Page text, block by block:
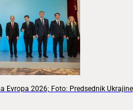
Evropa 2026; Foto: Predsednik Ukrajine